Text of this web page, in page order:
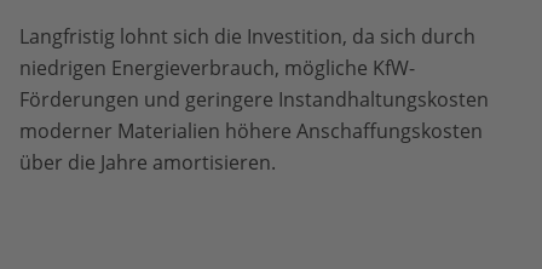
Langfristig lohnt sich die Investition, da sich durch
niedrigen Energieverbrauch, mögliche KfW-
Förderungen und geringere Instandhaltungskosten
moderner Materialien höhere Anschaffungskosten
über die Jahre amortisieren.